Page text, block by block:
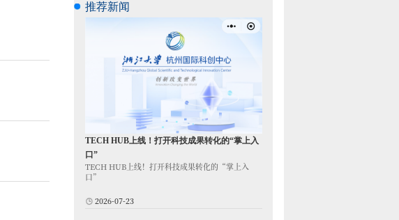
推荐新闻
TECH HUB上线！打开科技成果转化的“掌上入
口”
TECH HUB上线！打开科技成果转化的“掌上入
口”
2026-07-23